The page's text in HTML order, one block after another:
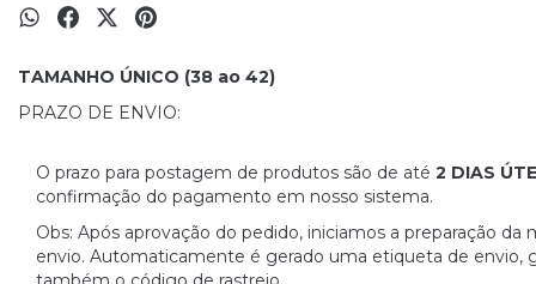
TAMANHO ÚNICO (38 ao 42)
PRAZO DE ENVIO:
O prazo para postagem de produtos são de até 2 DIAS
confirmação do pagamento em nosso sistema.
Obs: Após aprovação do pedido, iniciamos a preparação da
envio. Automaticamente é gerado uma etiqueta de envio,